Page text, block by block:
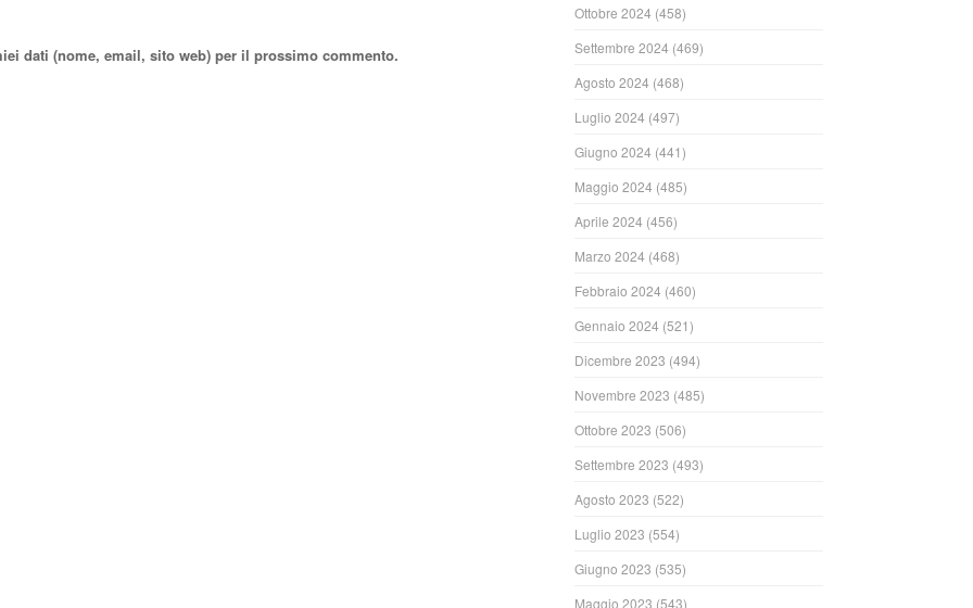
dati (nome, email, sito web) per il prossimo commento.
Ottobre 2024 (458)
Settembre 2024 (469)
Agosto 2024 (468)
Luglio 2024 (497)
Giugno 2024 (441)
Maggio 2024 (485)
Aprile 2024 (456)
Marzo 2024 (468)
Febbraio 2024 (460)
Gennaio 2024 (521)
Dicembre 2023 (494)
Novembre 2023 (485)
Ottobre 2023 (506)
Settembre 2023 (493)
Agosto 2023 (522)
Luglio 2023 (554)
Giugno 2023 (535)
Maggio 2023 (543)